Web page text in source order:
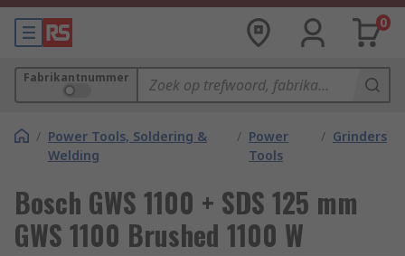
0
Fabrikantnummer
/ Power Tools, Soldering &
Welding
/ Power
Tools
/ Grinders
Bosch GWS 1100 + SDS 125 mm
GWS 1100 Brushed 1100 W